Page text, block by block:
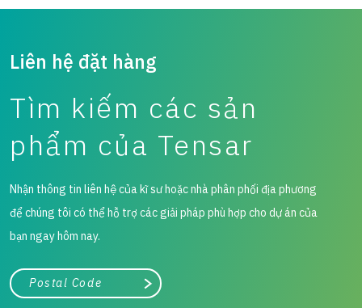
Liên hệ đặt hàng
Tìm kiếm các sản
phẩm của Tensar
Nhận thông tin liên hệ của kĩ sư hoặc nhà phân phối địa phương
để chúng tôi có thể hỗ trợ các giải pháp phù hợp cho dự án của
bạn ngay hôm nay.
Thành phố, tiểu bang hoặc mã zip/bưu chính
Tìm kiếm